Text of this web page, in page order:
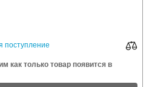
поступление
как только товар появится в